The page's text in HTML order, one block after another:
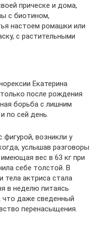
прическе и дома,
с биотином,
настоем ромашки или
с растительными
Екатерина
после рождения
борьба с лишним
по сей день.
возникли у
услышав разговоры
вес в 63 кг при
себе толстой. В
тела актриса стала
в неделю питаясь
что даже сведенный
перенасыщения.